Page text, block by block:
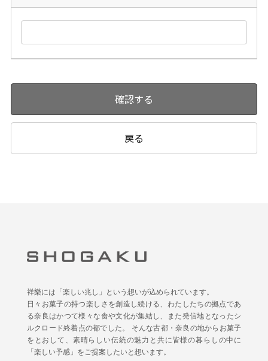
確認する
戻る
祥樂には「楽しい兆し」という想いが込められています。
日々お菓子の持つ楽しさを創造し続ける、わたしたちの拠点であ
る奈良はかつて様々な食や文化が集結し、また発信地となったシ
ルクロード終着点の都でした。 そんな古都・奈良の地からお菓子
をとおして、素晴らしい伝統の魅力と共に皆様の暮らしの中に
「楽しい予感」をご提案したいと想います。